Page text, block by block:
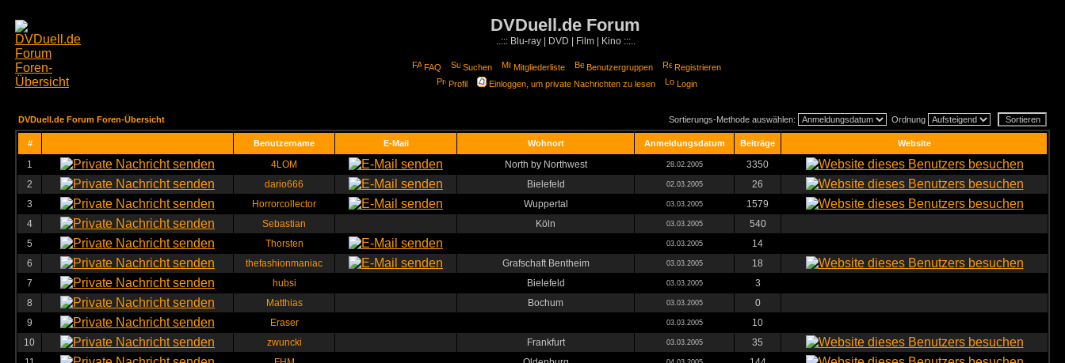
DVDuell.de Forum
..::: Blu-ray | DVD | Film | Kino :::..
FAQ Suchen Mitgliederliste Benutzergruppen
Registrieren
Profil
Einloggen, um private Nachrichten zu lesen Login
DVDuell.de Forum Foren-Übersicht Sortierungs-Methode auswählen: Ordnung
# Benutzername E-Mail Wohnort Anmeldungsdatum Beiträge Website
1 4LOM North by Northwest 28.02.2005
3350
2
dario666 Bielefeld 02.03.2005
26
3
Horrorcollector Wuppertal 03.03.2005
1579
4
Sebastian Köln 03.03.2005
540
5
Thorsten 03.03.2005
14
6
thefashionmaniac Grafschaft Bentheim 03.03.2005
18
7
hubsi Bielefeld 03.03.2005
3
8
Matthias Bochum 03.03.2005
0
9
Eraser 03.03.2005
10
10
zwuncki Frankfurt 03.03.2005
35